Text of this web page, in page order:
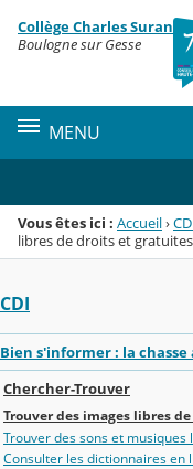
Menu de la rubrique
Contenu
Collège Charles Suran
Boulogne sur Gesse
MENU
Vous êtes ici : Accueil›
libres de droits et gratuites
CDI
Bien s'informer : la
Chercher-Trouver
Trouver des images libres
Trouver des sons et
Consulter les dictionnaires en